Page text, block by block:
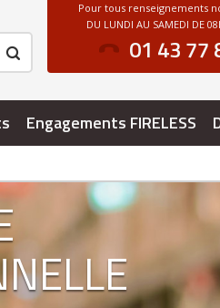
Pour tous renseignements
DU LUNDI AU SAMEDI DE
01 43 77
Engagements FIRELESS